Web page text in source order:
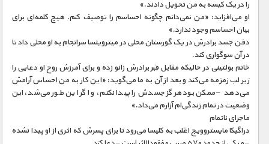
را در یک کیسه به من تحویل دادند.»
او می‌افزاید: «من نمی‌دانم چگونه احساسم را توصیف کنم. هیچ کلمه‌ای برای
بیان احساسم وجود ندارد.»
دفن جسد برادرش در یک گورستان محلی در میترویتسا سرانجام به او محلی داد تا
در آن سوگواری کند.
خانم بولتینی در حالیکه مقابل قبر برادرش زانو زده و برای آمرزش روح او دعایی را
زیر لب زمزمه می‌کند و بعد از آن به ما می‌گوید: «این کار به من احساس آرامش
می‌دهد – ممکن بود هرگز جسدش را پیدا نکنم، و اگر این طور می‌شد، این
وضعیت در تمام زندگی‌ام آزارم می‌داد.»
ماجرای ناتمام
دراگیکا مایستروویج اغلب به کلیسا می‌رود تا برای پسرش که اثری از او پیدا نشده